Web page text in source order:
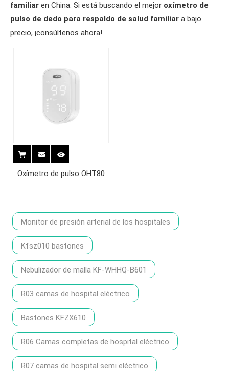
familiar en China. Si está buscando el mejor oxímetro de
pulso de dedo para respaldo de salud familiar a bajo
precio, ¡consúltenos ahora!
Oxímetro de pulso OHT80
Monitor de presión arterial de los hospitales
Kfsz010 bastones
Nebulizador de malla KF-WHHQ-B601
R03 camas de hospital eléctrico
Bastones KFZX610
R06 Camas completas de hospital eléctrico
R07 camas de hospital semi eléctrico